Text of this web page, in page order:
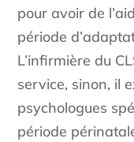
pour avoir de
période
L’infirmière du
service, sinon, il
psychologues
période